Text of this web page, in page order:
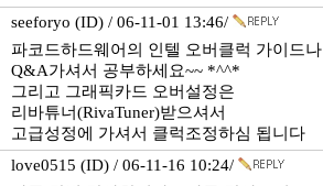
seeforyo (ID) / 06-11-01 13:46/
파코드하드웨어의 인텔 오버클럭 가이드나
Q&A가셔서 공부하세요~~ *^^*
그리고 그래픽카드 오버설정은
리바튜너(RivaTuner)받으셔서
고급성정에 가셔서 클럭조정하심 됩니다
love0515 (ID) / 06-11-16 10:24/